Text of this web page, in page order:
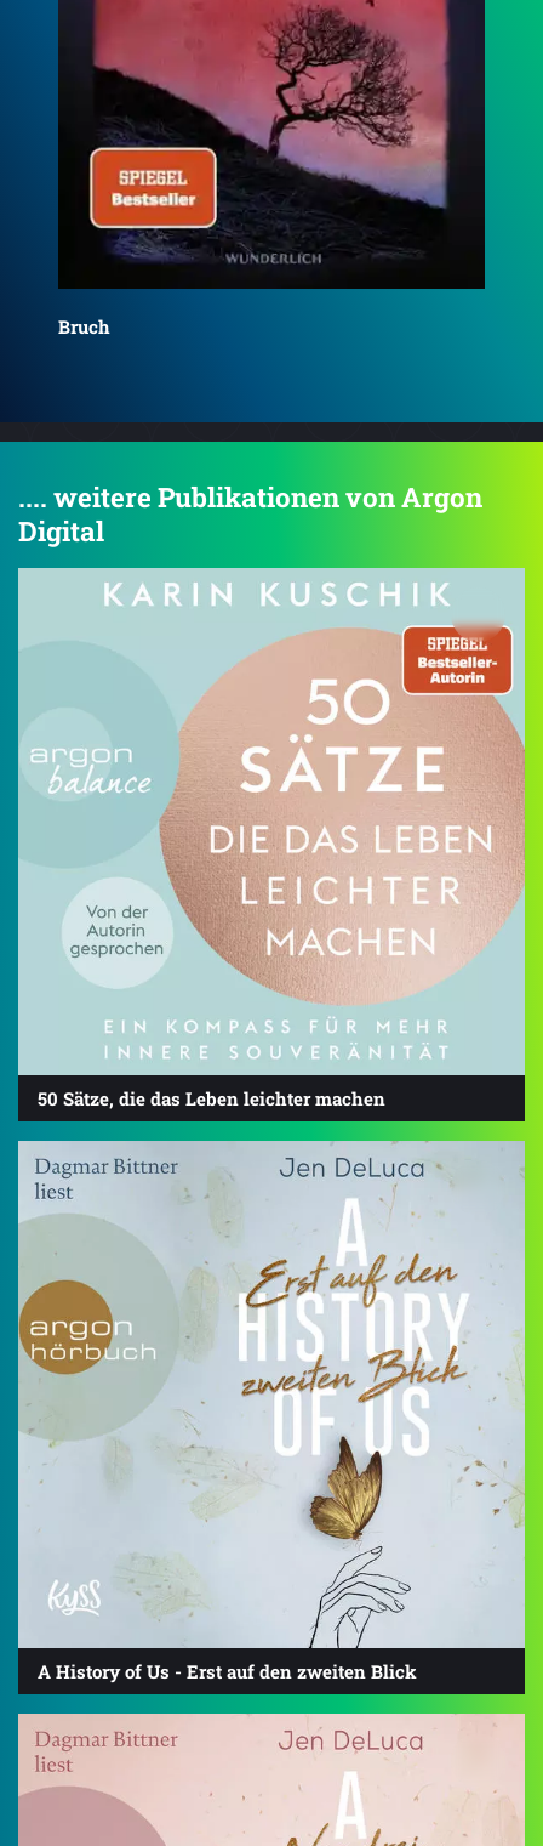
.... weitere Publikationen von Argon
Digital
50 Sätze, die das Leben leichter machen
A History of Us - Erst auf den zweiten Blick